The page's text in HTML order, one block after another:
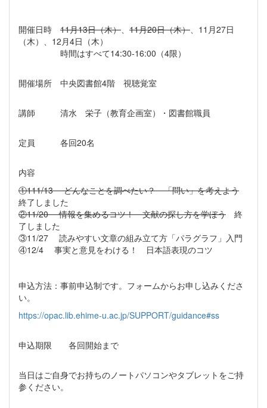
開催日時 11月13日（木） 11月20日（木） 、11月27日
（木）、12月4日（木）
時間はすべて14:30-16:00（4限）
開催場所 中央図書館4階 視聴覚室
講師 清水 栄子（教育企画室）・図書館職員
定員 各回20名
内容
①111/13 どんなことを調べたい？ 「問い」を考えよう
終了しました
②11/20 情報を集めるコツ！ 文献の探し方を学ぼう 終
了しました
③11/27 読みやすい文章の組み立て方「パラグラフ」入門
④12/4 事実と意見をわける！ 日本語表現のコツ
申込方法：事前申込制です。フォームからお申し込みくださ
い。
https://opac.lib.ehime-u.ac.jp/SUPPORT/guidance#ss
申込期限 各回開始まで
当日はご自身でお持ちのノートパソコンやタブレットをご持
参ください。